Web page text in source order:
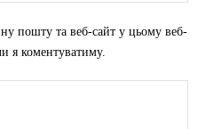
пошту та веб-сайт у цьому веб-
я коментуватиму.